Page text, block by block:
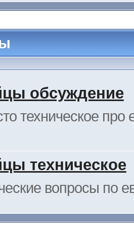
обсуждение
техническое про
техническое
вопросы по